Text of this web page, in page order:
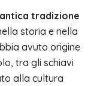
tradizione
storia e nella
avuto origine
tra gli schiavi
alla cultura